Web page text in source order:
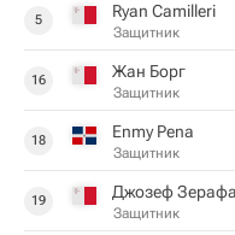
5 Ryan Camilleri
Защитник
16 Жан Борг
Защитник
18 Enmy Pena
Защитник
19 Джозеф Зерафа
Защитник